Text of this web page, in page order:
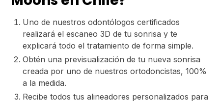
Uno de nuestros odontólogos certificados
realizará el escaneo 3D de tu sonrisa y te
explicará todo el tratamiento de forma simple.
Obtén una previsualización de tu nueva sonrisa
creada por uno de nuestros ortodoncistas, 100%
a la medida.
Recibe todos tus alineadores personalizados para